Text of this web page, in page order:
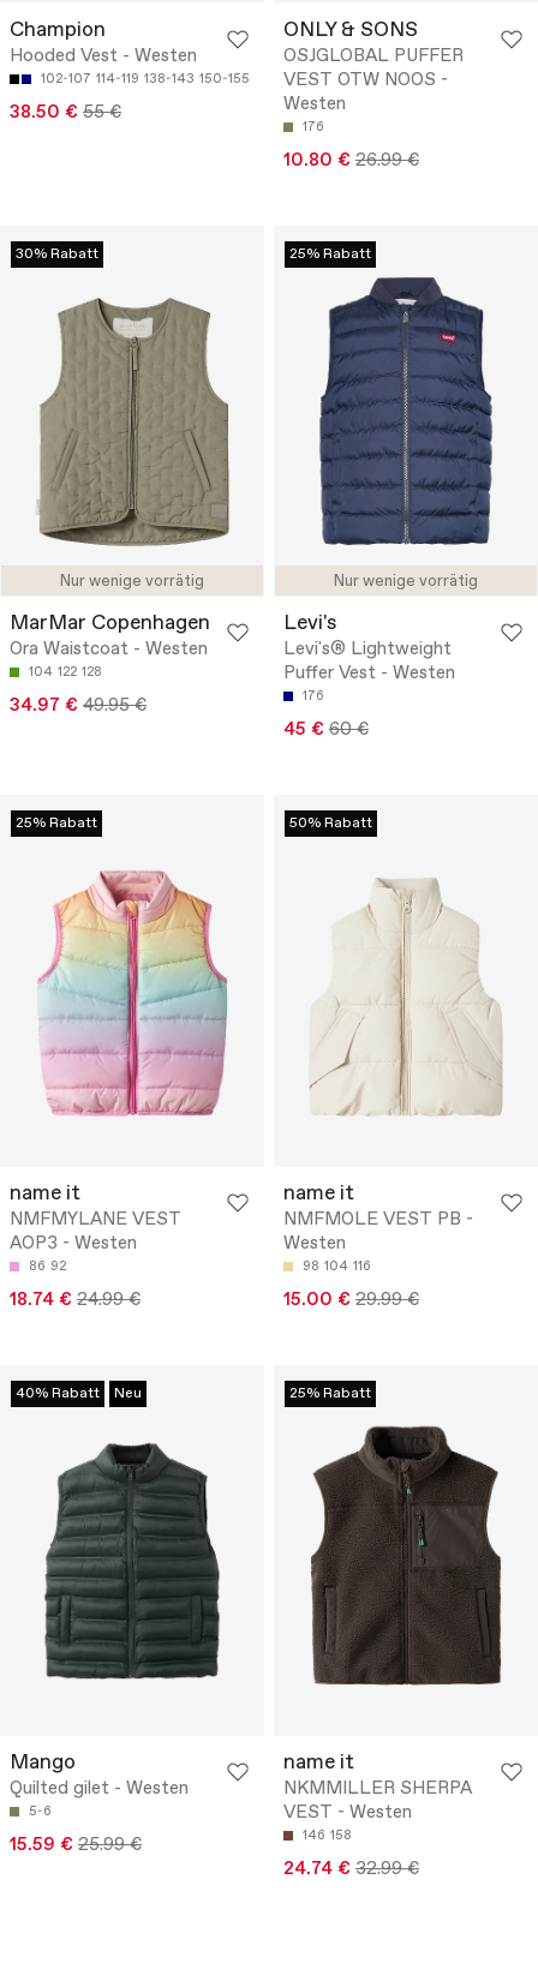
Champion
Hooded Vest - Westen
102-107 114-119 138-143 150-155
38.50 € 55 €
ONLY & SONS
OSJGLOBAL PUFFER
VEST OTW NOOS -
Westen
176
10.80 € 26.99 €
Nur wenige vorrätig
30% Rabatt
MarMar Copenhagen
Ora Waistcoat - Westen
104 122 128
34.97 € 49.95 €
Nur wenige vorrätig
25% Rabatt
Levi's
Levi's® Lightweight
Puffer Vest - Westen
176
45 € 60 €
25% Rabatt
name it
NMFMYLANE VEST
AOP3 - Westen
86 92
18.74 € 24.99 €
50% Rabatt
name it
NMFMOLE VEST PB -
Westen
98 104 116
15.00 € 29.99 €
40% Rabatt Neu
Mango
Quilted gilet - Westen
5-6
15.59 € 25.99 €
25% Rabatt
name it
NKMMILLER SHERPA
VEST - Westen
146 158
24.74 € 32.99 €